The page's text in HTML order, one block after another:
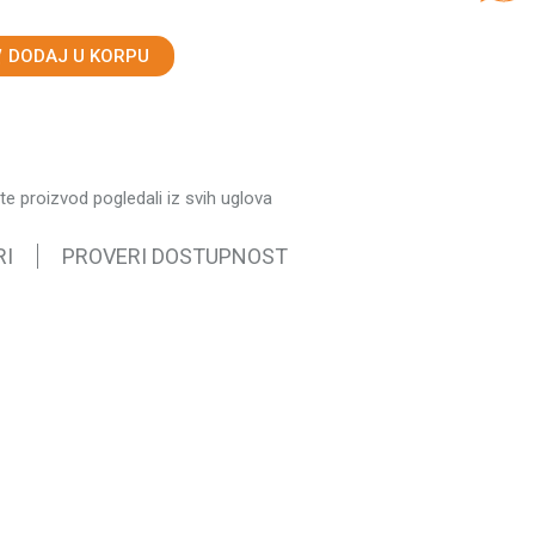
DODAJ U KORPU
proizvod pogledali iz svih uglova
PROVERI DOSTUPNOST